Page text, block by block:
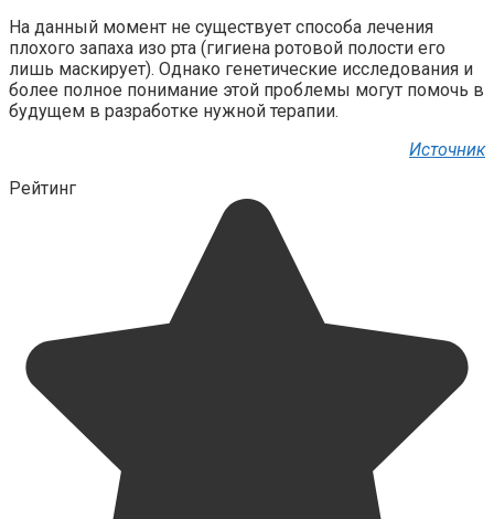
На данный момент не существует способа лечения
плохого запаха изо рта (гигиена ротовой полости его
лишь маскирует). Однако генетические исследования и
более полное понимание этой проблемы могут помочь в
будущем в разработке нужной терапии.
Источник
Рейтинг